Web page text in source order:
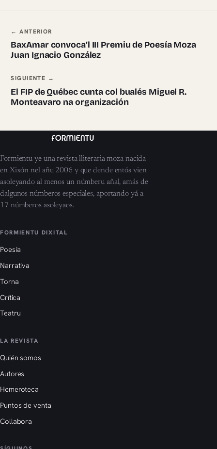
Navegación ente pieces
← ANTERIOR
BaxAmar convoca’l III Premiu de Poesía Moza
Juan Ignacio González
SIGUIENTE →
El FIP de Québec cunta col bualés Miguel R.
Monteavaro na organización
Formientu ye una revista lliteraria moza nacida
en Xixón nel añu 2006 y que dende entós vien
asoleyando al menos un númberu añal, amás de
dalgunos númberos especiales, aportando yá a
17 númberos asoleyaos.
FORMIENTU DIXITAL
Poesía
Narrativa
Torna
Crítica
Teatru
LA REVISTA
Quién somos
Autores
Hemeroteca
Puntos de venta
Collabora